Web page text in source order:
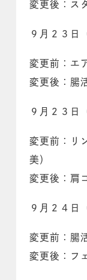
変更後：ス
９月２３日
変更前：エ
変更後：腸
９月２３日
変更前：リ
美）
変更後：肩
９月２４日
変更前：腸
変更後：フ